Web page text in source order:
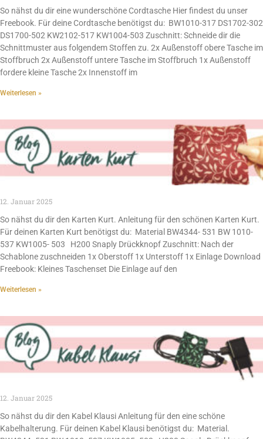
So nähst du dir eine wunderschöne Cordtasche Hier findest du unser
Freebook. Für deine Cordtasche benötigst du: BW1010-317 DS1702-302
DS1700-502 KW2102-517 KW1004-503 Zuschnitt: Schneide dir die
Schnittmuster aus folgendem Stoffen zu. 2x Außenstoff obere Tasche im
Stoffbruch 2x Außenstoff untere Tasche im Stoffbruch 1x Außenstoff
fordere kleine Tasche 2x Innenstoff im
Weiterlesen »
12. Januar 2025
So nähst du dir den Karten Kurt. Anleitung für den schönen Karten Kurt.
Für deinen Karten Kurt benötigst du: Material BW4344- 531 BW 1010-
537 KW1005- 503 H200 Snaply Drückknopf Zuschnitt: Nach der
Schablone zuschneiden 1x Oberstoff 1x Unterstoff 1x Einlage Download
Freebook: Kleines Taschenset Die Einlage auf den
Weiterlesen »
12. Januar 2025
So nähst du dir den Kabel Klausi Anleitung für den eine schöne
Kabelhalterung. Für deinen Kabel Klausi benötigst du: Material.